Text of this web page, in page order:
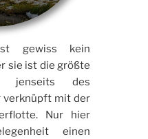
gewiss kein
sie ist die größte
jenseits des
verknüpft mit der
Nur hier
einen